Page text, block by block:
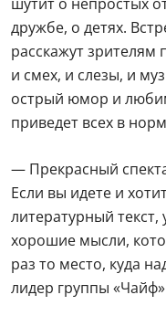
дружбе, о детях.
расскажут зрителям
и смех, и слезы, и
острый юмор и
приведет всех в
— Прекрасный
Если вы идете и
литературный
хорошие мысли,
раз то место, куда
лидер группы